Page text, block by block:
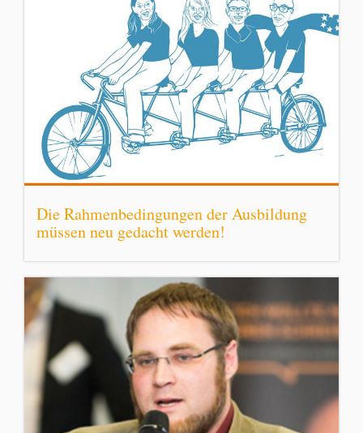
Die Rahmenbedingungen der Ausbildung
müssen neu gedacht werden!